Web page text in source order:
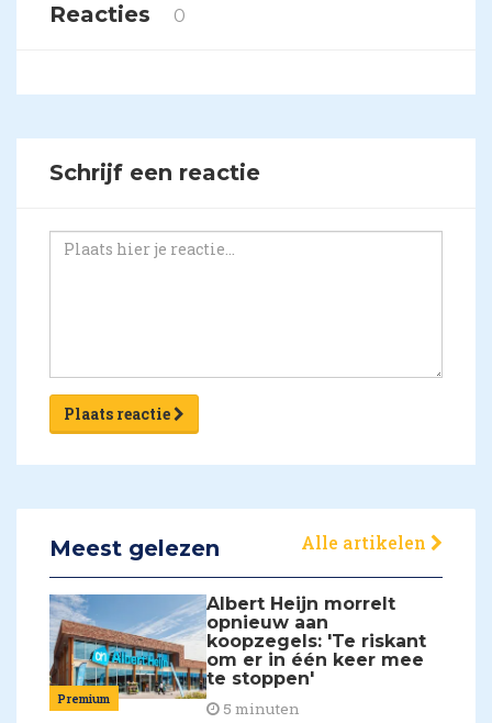
Reacties 0
Schrijf een reactie
Plaats reactie
Meest gelezen Alle artikelen
Premium
Albert Heijn morrelt
opnieuw aan
koopzegels: 'Te riskant
om er in één keer mee
te stoppen'
5 minuten